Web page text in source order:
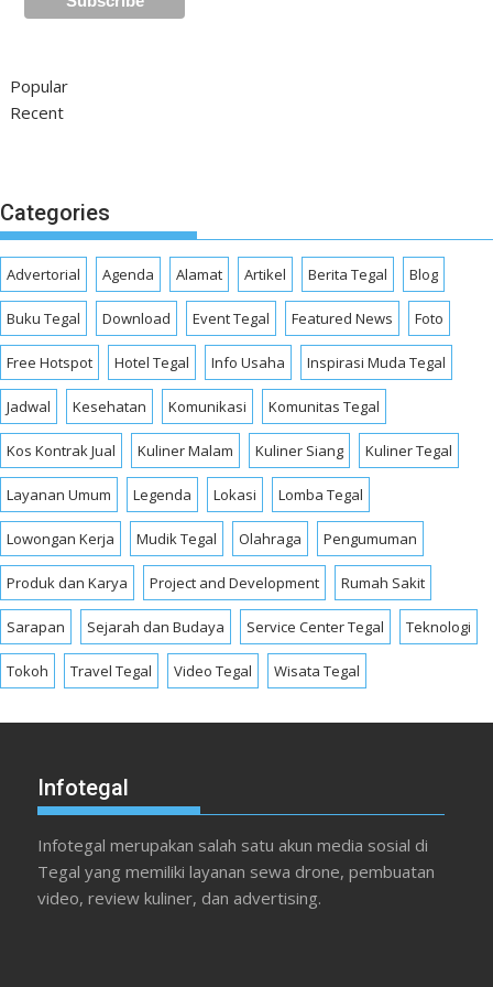
Popular
Recent
Categories
Advertorial Agenda Alamat Artikel Berita Tegal Blog
Buku Tegal Download Event Tegal Featured News Foto
Free Hotspot Hotel Tegal Info Usaha Inspirasi Muda Tegal
Jadwal Kesehatan Komunikasi Komunitas Tegal
Kos Kontrak Jual Kuliner Malam Kuliner Siang Kuliner Tegal
Layanan Umum Legenda Lokasi Lomba Tegal
Lowongan Kerja Mudik Tegal Olahraga Pengumuman
Produk dan Karya Project and Development Rumah Sakit
Sarapan Sejarah dan Budaya Service Center Tegal Teknologi
Tokoh Travel Tegal Video Tegal Wisata Tegal
Infotegal
Infotegal merupakan salah satu akun media sosial di
Tegal yang memiliki layanan sewa drone, pembuatan
video, review kuliner, dan advertising.